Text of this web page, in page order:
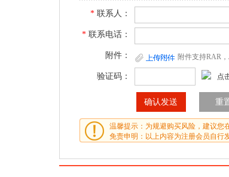
* 联系人：
* 联系电话：
附件： 附件支持RAR
验证码： 点
温馨提示：为规避购买风险，建议您
免责申明：以上内容为注册会员自行